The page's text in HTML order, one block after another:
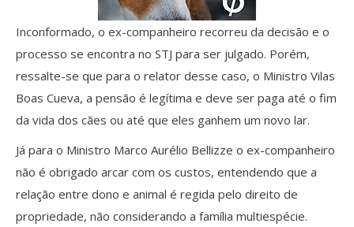
Inconformado, o ex-companheiro recorreu da decisão e o
processo se encontra no STJ para ser julgado. Porém,
ressalte-se que para o relator desse caso, o Ministro Vilas
Boas Cueva, a pensão é legítima e deve ser paga até o fim
da vida dos cães ou até que eles ganhem um novo lar.
Já para o Ministro Marco Aurélio Bellizze o ex-companheiro
não é obrigado arcar com os custos, entendendo que a
relação entre dono e animal é regida pelo direito de
propriedade, não considerando a família multiespécie.